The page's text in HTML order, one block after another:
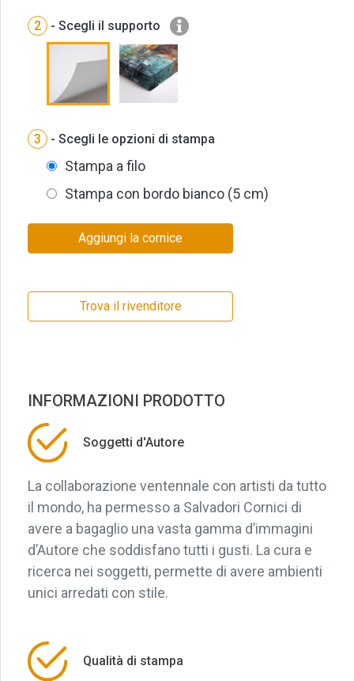
2 - Scegli il supporto
3 - Scegli le opzioni di stampa
Stampa a filo
Stampa con bordo bianco (5 cm)
Aggiungi la cornice
Trova il rivenditore
INFORMAZIONI PRODOTTO
Soggetti d'Autore
La collaborazione ventennale con artisti da tutto
il mondo, ha permesso a Salvadori Cornici di
avere a bagaglio una vasta gamma d’immagini
d’Autore che soddisfano tutti i gusti. La cura e
ricerca nei soggetti, permette di avere ambienti
unici arredati con stile.
Qualità di stampa